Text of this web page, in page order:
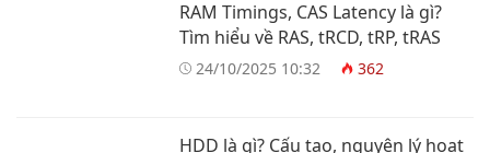
RAM Timings, CAS Latency là gì?
Tìm hiểu về RAS, tRCD, tRP, tRAS
24/10/2025 10:32 362
HDD là gì? Cấu tạo, nguyên lý hoạt